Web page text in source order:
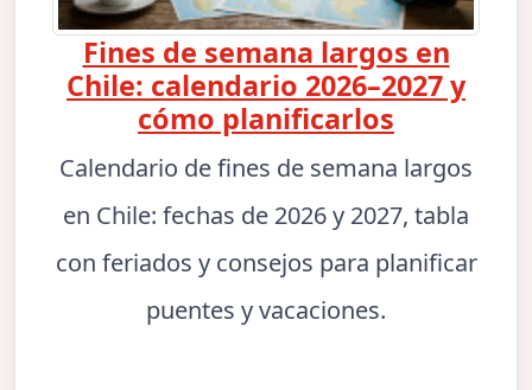
Fines de semana largos en
Chile: calendario 2026–2027 y
cómo planificarlos
Calendario de fines de semana largos
en Chile: fechas de 2026 y 2027, tabla
con feriados y consejos para planificar
puentes y vacaciones.